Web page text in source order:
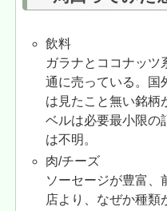
飲料
ガラナとココナッツ
通に売っている。国
は見たこと無い銘柄
ベルは必要最小限の
は不明。
肉/チーズ
ソーセージが豊富、
店より、なぜか種類